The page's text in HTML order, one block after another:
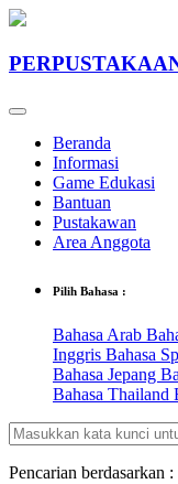
Beranda
Informasi
Game Edukasi
Bantuan
Pustakawan
Area Anggota
Pilih Bahasa :
Bahasa Arab
Inggris Bahasa
Bahasa Jepang
Bahasa Thailand
Pencarian berdasarkan :